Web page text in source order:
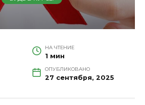
НА ЧТЕНИЕ
1 мин
ОПУБЛИКОВАНО
27 сентября, 2025